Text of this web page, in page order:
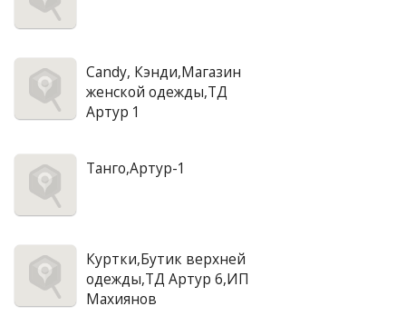
Candy, Кэнди,Магазин
женской одежды,ТД
Артур 1
Танго,Артур-1
Куртки,Бутик верхней
одежды,ТД Артур 6,ИП
Махиянов